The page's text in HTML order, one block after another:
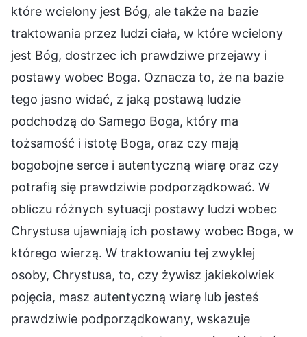
które wcielony jest Bóg, ale także na bazie
traktowania przez ludzi ciała, w które wcielony
jest Bóg, dostrzec ich prawdziwe przejawy i
postawy wobec Boga. Oznacza to, że na bazie
tego jasno widać, z jaką postawą ludzie
podchodzą do Samego Boga, który ma
tożsamość i istotę Boga, oraz czy mają
bogobojne serce i autentyczną wiarę oraz czy
potrafią się prawdziwie podporządkować. W
obliczu różnych sytuacji postawy ludzi wobec
Chrystusa ujawniają ich postawy wobec Boga, w
którego wierzą. W traktowaniu tej zwykłej
osoby, Chrystusa, to, czy żywisz jakiekolwiek
pojęcia, masz autentyczną wiarę lub jesteś
prawdziwie podporządkowany, wskazuje